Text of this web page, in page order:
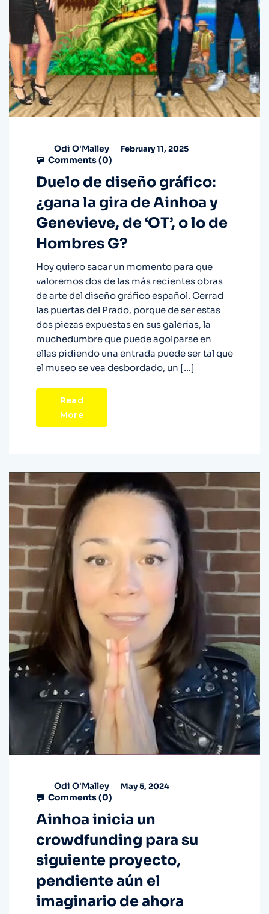
Odi O'Malley February 11, 2025
Comments (0)
Duelo de diseño gráfico:
¿gana la gira de Ainhoa y
Genevieve, de ‘OT’, o lo de
Hombres G?
Hoy quiero sacar un momento para que
valoremos dos de las más recientes obras
de arte del diseño gráfico español. Cerrad
las puertas del Prado, porque de ser estas
dos piezas expuestas en sus galerías, la
muchedumbre que puede agolparse en
ellas pidiendo una entrada puede ser tal que
el museo se vea desbordado, un […]
Read
More
Odi O'Malley May 5, 2024
Comments (0)
Ainhoa inicia un
crowdfunding para su
siguiente proyecto,
pendiente aún el
imaginario de ahora